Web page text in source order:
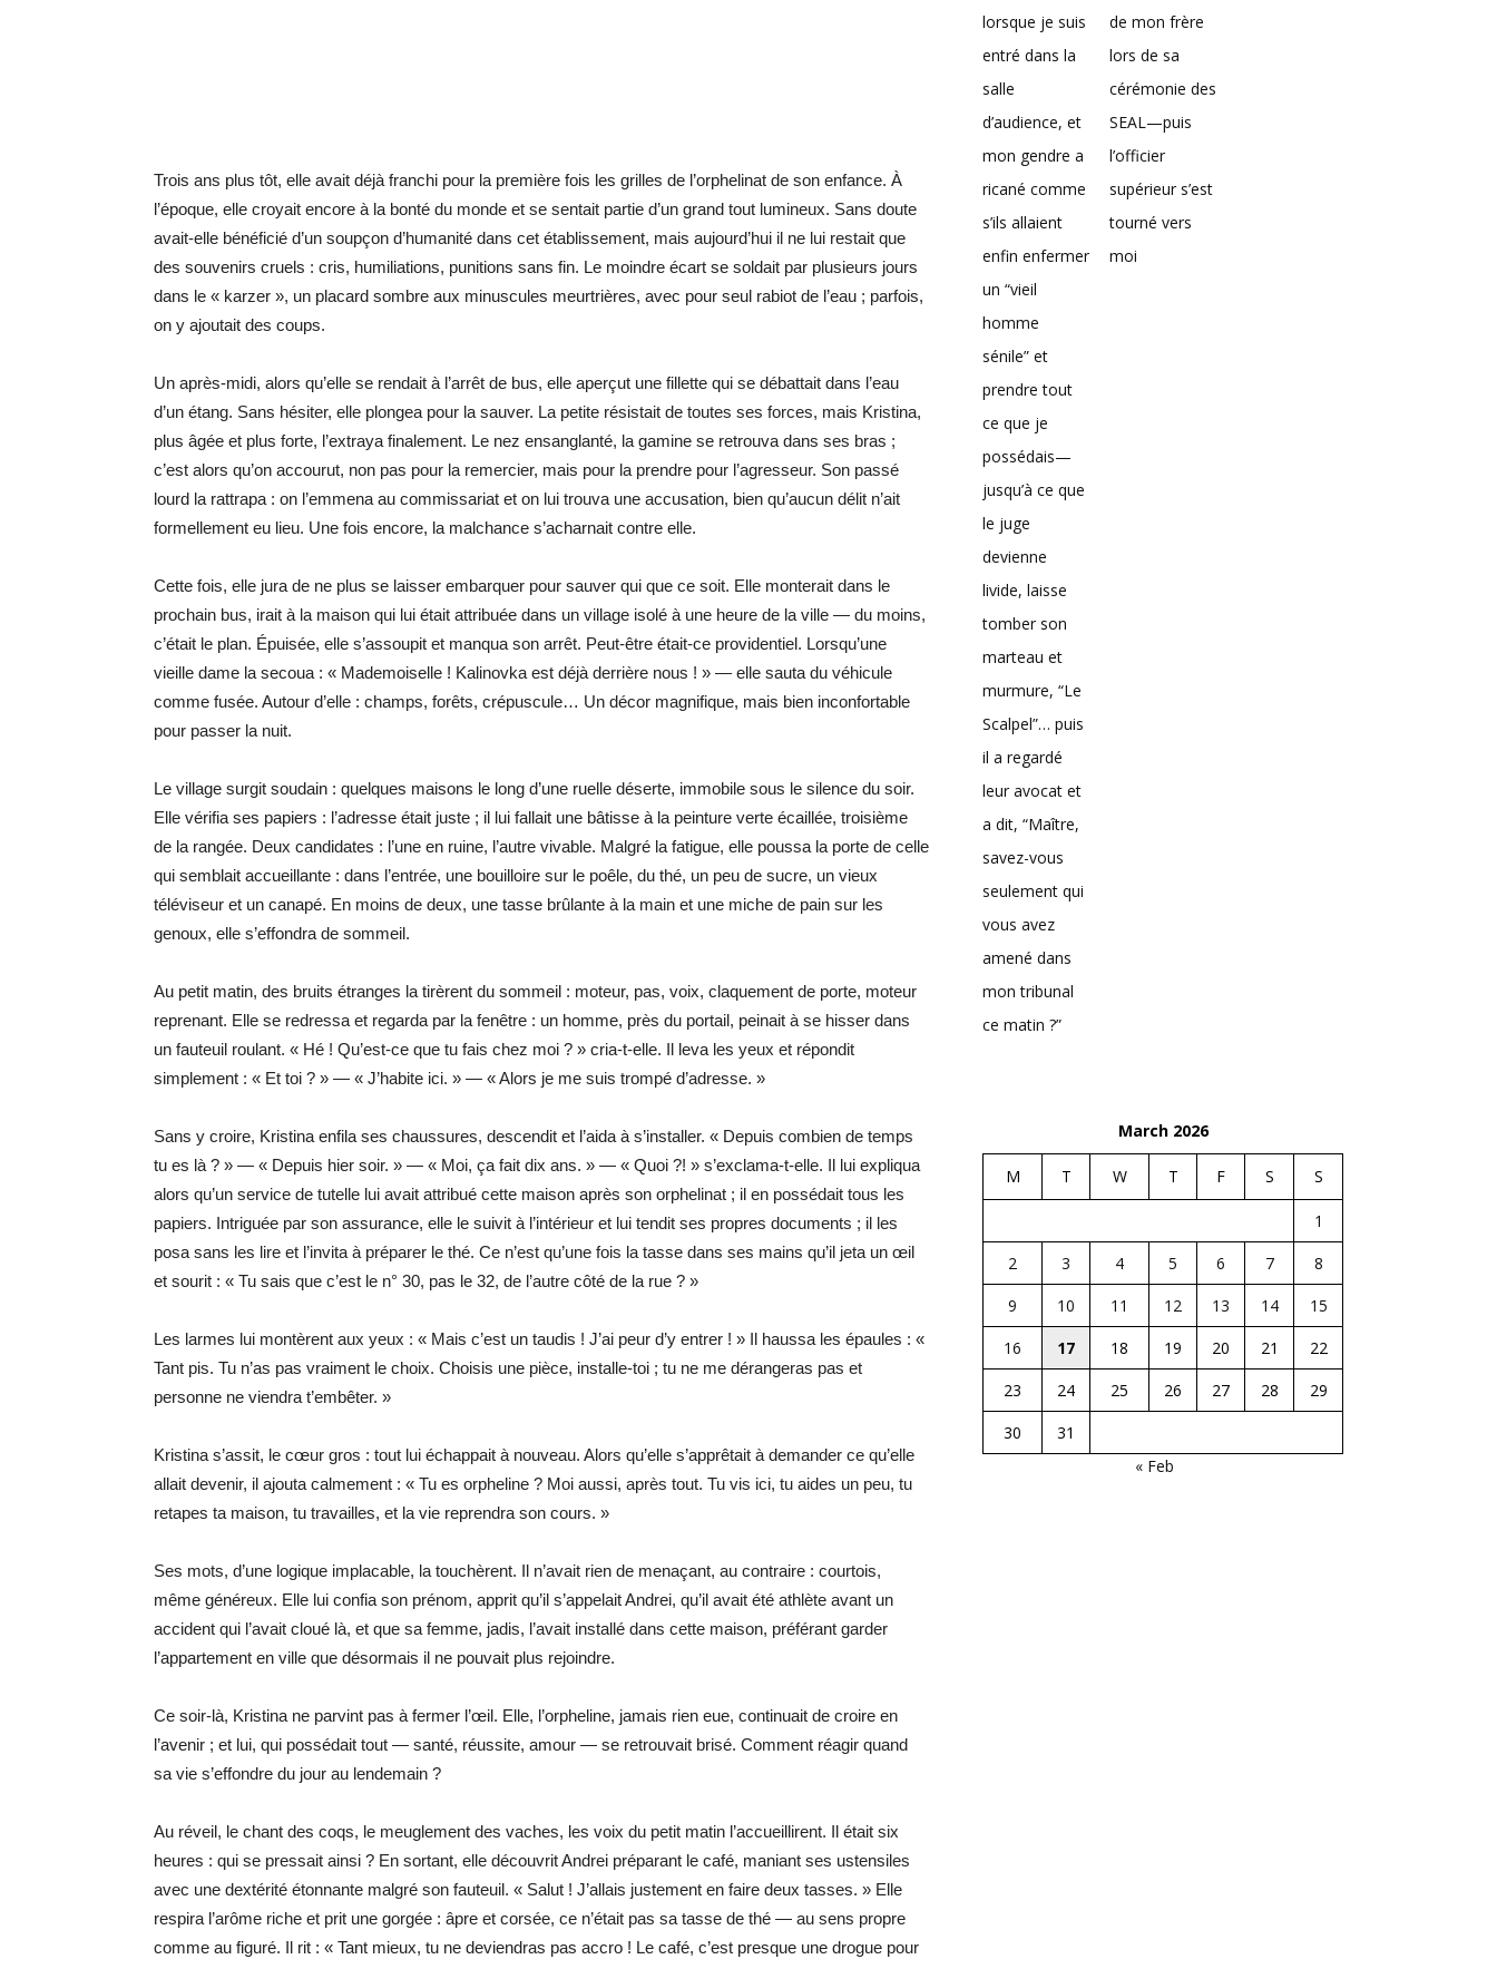
Trois ans plus tôt, elle avait déjà franchi pour la première fois les grilles de l’orphelinat de son enfance. À
l’époque, elle croyait encore à la bonté du monde et se sentait partie d’un grand tout lumineux. Sans doute
avait-elle bénéficié d’un soupçon d’humanité dans cet établissement, mais aujourd’hui il ne lui restait que
des souvenirs cruels : cris, humiliations, punitions sans fin. Le moindre écart se soldait par plusieurs jours
dans le « karzer », un placard sombre aux minuscules meurtrières, avec pour seul rabiot de l’eau ; parfois,
on y ajoutait des coups.
Un après-midi, alors qu’elle se rendait à l’arrêt de bus, elle aperçut une fillette qui se débattait dans l’eau
d’un étang. Sans hésiter, elle plongea pour la sauver. La petite résistait de toutes ses forces, mais Kristina,
plus âgée et plus forte, l’extraya finalement. Le nez ensanglanté, la gamine se retrouva dans ses bras ;
c’est alors qu’on accourut, non pas pour la remercier, mais pour la prendre pour l’agresseur. Son passé
lourd la rattrapa : on l’emmena au commissariat et on lui trouva une accusation, bien qu’aucun délit n’ait
formellement eu lieu. Une fois encore, la malchance s’acharnait contre elle.
Cette fois, elle jura de ne plus se laisser embarquer pour sauver qui que ce soit. Elle monterait dans le
prochain bus, irait à la maison qui lui était attribuée dans un village isolé à une heure de la ville — du moins,
c’était le plan. Épuisée, elle s’assoupit et manqua son arrêt. Peut-être était-ce providentiel. Lorsqu’une
vieille dame la secoua : « Mademoiselle ! Kalinovka est déjà derrière nous ! » — elle sauta du véhicule
comme fusée. Autour d’elle : champs, forêts, crépuscule… Un décor magnifique, mais bien inconfortable
pour passer la nuit.
Le village surgit soudain : quelques maisons le long d’une ruelle déserte, immobile sous le silence du soir.
Elle vérifia ses papiers : l’adresse était juste ; il lui fallait une bâtisse à la peinture verte écaillée, troisième
de la rangée. Deux candidates : l’une en ruine, l’autre vivable. Malgré la fatigue, elle poussa la porte de celle
qui semblait accueillante : dans l’entrée, une bouilloire sur le poêle, du thé, un peu de sucre, un vieux
téléviseur et un canapé. En moins de deux, une tasse brûlante à la main et une miche de pain sur les
genoux, elle s’effondra de sommeil.
Au petit matin, des bruits étranges la tirèrent du sommeil : moteur, pas, voix, claquement de porte, moteur
reprenant. Elle se redressa et regarda par la fenêtre : un homme, près du portail, peinait à se hisser dans
un fauteuil roulant. « Hé ! Qu’est-ce que tu fais chez moi ? » cria-t-elle. Il leva les yeux et répondit
simplement : « Et toi ? » — « J’habite ici. » — « Alors je me suis trompé d’adresse. »
Sans y croire, Kristina enfila ses chaussures, descendit et l’aida à s’installer. « Depuis combien de temps
tu es là ? » — « Depuis hier soir. » — « Moi, ça fait dix ans. » — « Quoi ?! » s’exclama-t-elle. Il lui expliqua
alors qu’un service de tutelle lui avait attribué cette maison après son orphelinat ; il en possédait tous les
papiers. Intriguée par son assurance, elle le suivit à l’intérieur et lui tendit ses propres documents ; il les
posa sans les lire et l’invita à préparer le thé. Ce n’est qu’une fois la tasse dans ses mains qu’il jeta un œil
et sourit : « Tu sais que c’est le n° 30, pas le 32, de l’autre côté de la rue ? »
Les larmes lui montèrent aux yeux : « Mais c’est un taudis ! J’ai peur d’y entrer ! » Il haussa les épaules : «
Tant pis. Tu n’as pas vraiment le choix. Choisis une pièce, installe-toi ; tu ne me dérangeras pas et
personne ne viendra t’embêter. »
Kristina s’assit, le cœur gros : tout lui échappait à nouveau. Alors qu’elle s’apprêtait à demander ce qu’elle
allait devenir, il ajouta calmement : « Tu es orpheline ? Moi aussi, après tout. Tu vis ici, tu aides un peu, tu
retapes ta maison, tu travailles, et la vie reprendra son cours. »
Ses mots, d’une logique implacable, la touchèrent. Il n’avait rien de menaçant, au contraire : courtois,
même généreux. Elle lui confia son prénom, apprit qu’il s’appelait Andrei, qu’il avait été athlète avant un
accident qui l’avait cloué là, et que sa femme, jadis, l’avait installé dans cette maison, préférant garder
l’appartement en ville que désormais il ne pouvait plus rejoindre.
Ce soir-là, Kristina ne parvint pas à fermer l’œil. Elle, l’orpheline, jamais rien eue, continuait de croire en
l’avenir ; et lui, qui possédait tout — santé, réussite, amour — se retrouvait brisé. Comment réagir quand
sa vie s’effondre du jour au lendemain ?
Au réveil, le chant des coqs, le meuglement des vaches, les voix du petit matin l’accueillirent. Il était six
heures : qui se pressait ainsi ? En sortant, elle découvrit Andrei préparant le café, maniant ses ustensiles
avec une dextérité étonnante malgré son fauteuil. « Salut ! J’allais justement en faire deux tasses. » Elle
respira l’arôme riche et prit une gorgée : âpre et corsée, ce n’était pas sa tasse de thé — au sens propre
comme au figuré. Il rit : « Tant mieux, tu ne deviendras pas accro ! Le café, c’est presque une drogue pour
lorsque je suis
entré dans la
salle
d’audience, et
mon gendre a
ricané comme
s’ils allaient
enfin enfermer
un “vieil
homme
sénile” et
prendre tout
ce que je
possédais—
jusqu’à ce que
le juge
devienne
livide, laisse
tomber son
marteau et
murmure, “Le
Scalpel”… puis
il a regardé
leur avocat et
a dit, “Maître,
savez-vous
seulement qui
vous avez
amené dans
mon tribunal
ce matin ?”
de mon frère
lors de sa
cérémonie des
SEAL—puis
l’officier
supérieur s’est
tourné vers
moi
March 2026
M T W T F S S
1
2
3 4 5 6 7
8
9
10 11 12 13 14
15
16
17 18 19 20 21
22
23
24 25 26 27 28
29
30
31
« Feb